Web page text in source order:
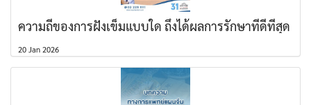
ความถี่ของการฝังเข็มแบบใด ถึงได้ผลการรักษาที่ดีที่สุด
20 Jan 2026